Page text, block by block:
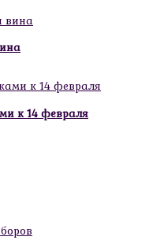
к 14 февраля